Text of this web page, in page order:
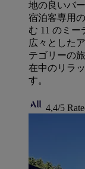
地の良いバ
宿泊客専用
む 11 のミ
広々とした
テゴリーの
在中のリラ
す。
4,4/5